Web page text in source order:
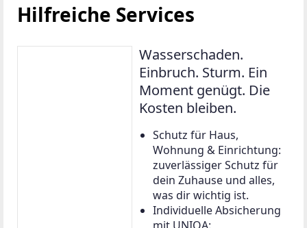
Hilfreiche Services
Wasserschaden.
Einbruch. Sturm. Ein
Moment genügt. Die
Kosten bleiben.
Schutz für Haus,
Wohnung & Einrichtung:
zuverlässiger Schutz für
dein Zuhause und alles,
was dir wichtig ist.
Individuelle Absicherung
mit UNIQA: